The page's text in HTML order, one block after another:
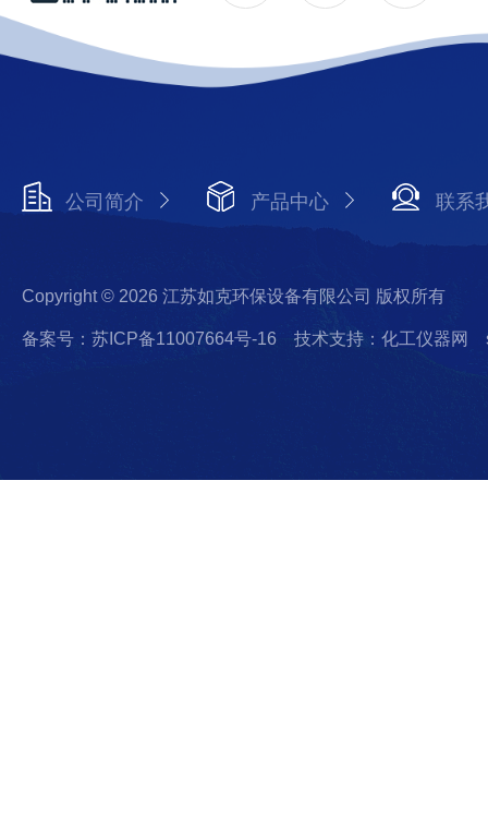
公司简介 产品中心 联系
Copyright © 2026 江苏如克环保设备有限公司 版权所有
备案号：苏ICP备11007664号-16 技术支持：化工仪器网